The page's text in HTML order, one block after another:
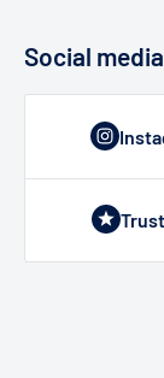
Social media